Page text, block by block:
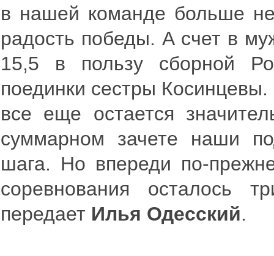
в нашей команде больше
радость победы. А счет в
15,5 в пользу сборной
поединки сестры
все еще остается
суммарном зачете наши
шага. Но впереди по-
соревнования осталось
передает Илья Одесский.